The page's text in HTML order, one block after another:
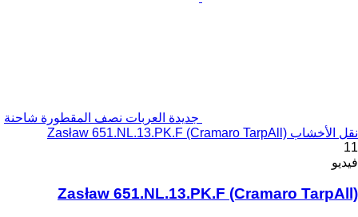
جديدة العربات نصف المقطورة شاحنة
نقل الأخشاب Zasław 651.NL.13.PK.F (Cramaro TarpAll)
11
فيديو
Zasław 651.NL.13.PK.F (Cramaro TarpAll)